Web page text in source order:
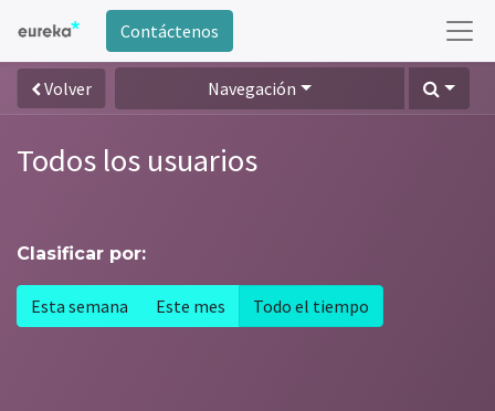
Contáctenos
Volver Navegación
Todos los usuarios
Clasificar por:
Esta semana Este mes Todo el tiempo